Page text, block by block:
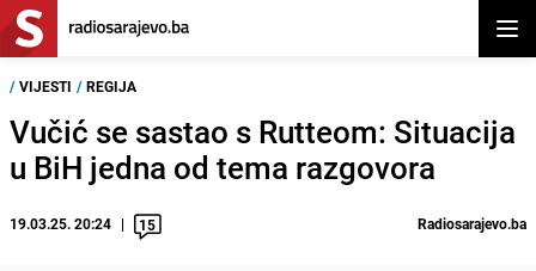
/ VIJESTI / REGIJA
Vučić se sastao s Rutteom: Situacija
u BiH jedna od tema razgovora
19.03.25. 20:24 15 Radiosarajevo.ba